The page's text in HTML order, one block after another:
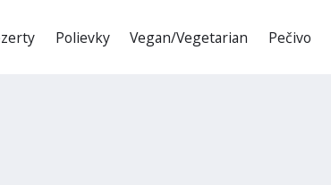
Polievky Vegan/Vegetarian Pečivo